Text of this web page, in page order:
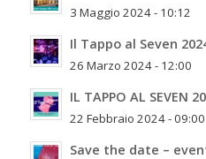
3 Maggio 2024 - 10:12
Il Tappo al Seven
26 Marzo 2024 - 12:00
IL TAPPO AL SEVEN
22 Febbraio 2024 - 09:00
Save the date –